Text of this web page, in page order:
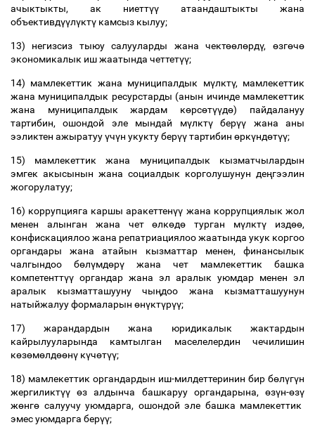
ачыктыкты, ак ниеттүү атаандаштыкты жана
объективдүүлүктү камсыз кылуу;
13) негизсиз тыюу салууларды жана чектөөлөрдү, өзгөчө
экономикалык иш жаатында четтетүү;
14) мамлекеттик жана муниципалдык мүлктү, мамлекеттик
жана муниципалдык ресурстарды (анын ичинде мамлекеттик
жана муниципалдык жардам көрсөтүүдө) пайдалануу
тартибин, ошондой эле мындай мүлктүберүү жана аны
ээликтен ажыратууүчүн укукту берүүтартибин өркүндөтүү;
15) мамлекеттик жана муниципалдык кызматчылардын
эмгек акысынын жана социалдык корголушунун деңгээлин
жогорулатуу;
16) коррупцияга каршы аракеттенүү жана коррупциялык жол
менен алынган жана четөлкөдө турган мүлктү издөө,
конфискациялоо жана репатриациялоо жаатында укук коргоо
органдары жана атайын кызматтар менен, финансылык
чалгындоо бөлүмдөрү жана чет мамлекеттик башка
компетенттүү органдар жана эл аралык уюмдар менен эл
аралык кызматташууну чыңдоо жана кызматташуунун
натыйжалуу формаларын өнүктүрүү;
17) жарандардын жана юридикалык жактардын
кайрылууларында камтылган маселелердин чечилишин
көзөмөлдөөнү күчөтүү;
18) мамлекеттик органдардын иш-милдеттеринин бир бөлүгүн
жергиликтүү өз алдынча башкаруу органдарына,өзүн-өзү
жөнгө салуучу уюмдарга, ошондой эле башка мамлекеттик
эмес уюмдарга берүү;